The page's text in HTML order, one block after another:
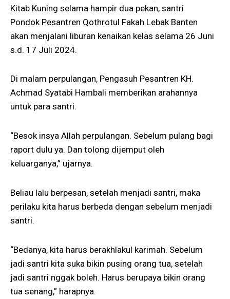
Kitab Kuning selama hampir dua pekan, santri
Pondok Pesantren Qothrotul Fakah Lebak Banten
akan menjalani liburan kenaikan kelas selama 26 Juni
s.d. 17 Juli 2024.
Di malam perpulangan, Pengasuh Pesantren KH.
Achmad Syatabi Hambali memberikan arahannya
untuk para santri.
“Besok insya Allah perpulangan. Sebelum pulang bagi
raport dulu ya. Dan tolong dijemput oleh
keluarganya,” ujarnya.
Beliau lalu berpesan, setelah menjadi santri, maka
perilaku kita harus berbeda dengan sebelum menjadi
santri.
“Bedanya, kita harus berakhlakul karimah. Sebelum
jadi santri kita suka bikin pusing orang tua, setelah
jadi santri nggak boleh. Harus berupaya bikin orang
tua senang,” harapnya.